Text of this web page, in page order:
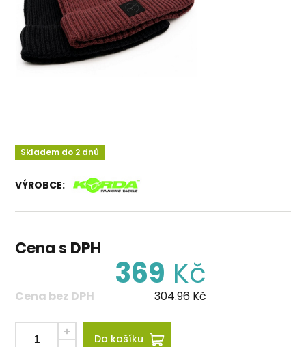
Skladem do 2 dnů
VÝROBCE:
Cena s DPH
369 Kč
Cena bez DPH 304.96 Kč
Do košíku